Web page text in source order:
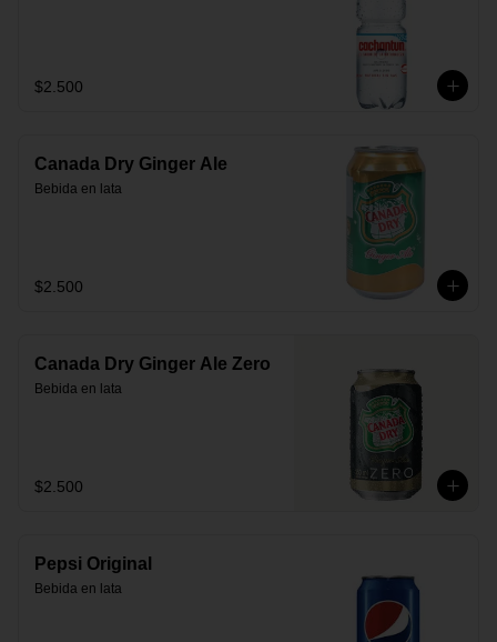
$2.500
Canada Dry Ginger Ale
Bebida en lata
$2.500
Canada Dry Ginger Ale Zero
Bebida en lata
$2.500
Pepsi Original
Bebida en lata